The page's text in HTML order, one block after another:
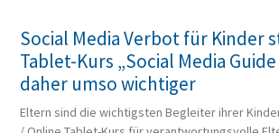
Social Media Verbot für Kinder
Tablet-Kurs „Social Media
daher umso wichtiger
Eltern sind die wichtigsten Begleiter ihrer